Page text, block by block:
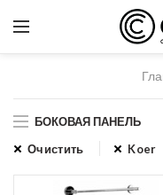
БОКОВАЯ ПАНЕЛЬ
Очистить
Koer